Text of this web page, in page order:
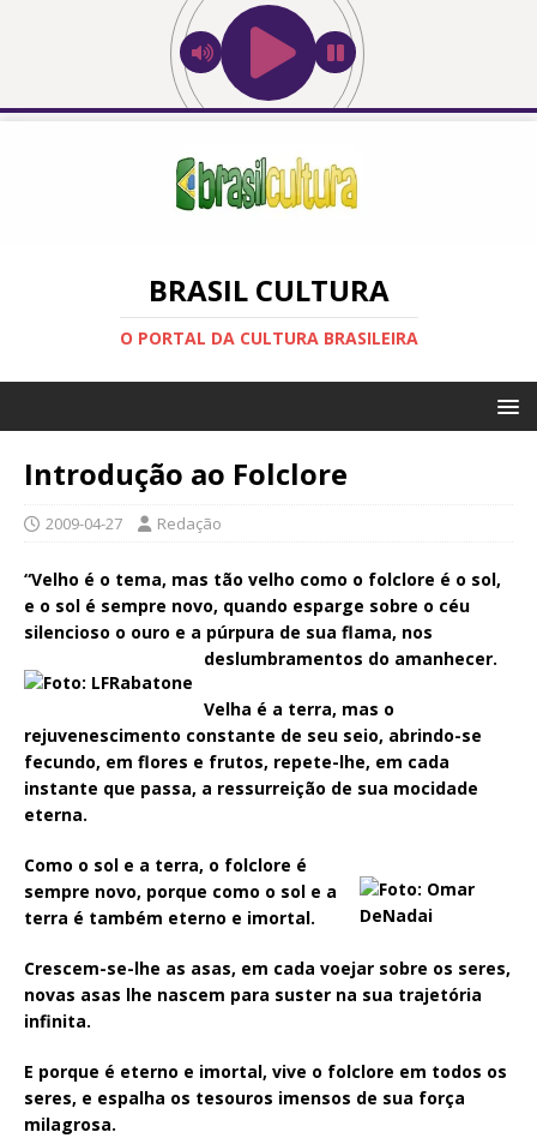
BRASIL CULTURA
O PORTAL DA CULTURA BRASILEIRA
Introdução ao Folclore
2009-04-27 Redação
“Velho é o tema, mas tão velho como o folclore é o sol,
e o sol é sempre novo, quando esparge sobre o céu
silencioso o ouro e a púrpura de sua flama, nos
deslumbramentos do amanhecer.
Velha é a terra, mas o
rejuvenescimento constante de seu seio, abrindo-se
fecundo, em flores e frutos, repete-lhe, em cada
instante que passa, a ressurreição de sua mocidade
eterna.
Como o sol e a terra, o folclore é
sempre novo, porque como o sol e a
terra é também eterno e imortal.
Crescem-se-lhe as asas, em cada voejar sobre os seres,
novas asas lhe nascem para suster na sua trajetória
infinita.
E porque é eterno e imortal, vive o folclore em todos os
seres, e espalha os tesouros imensos de sua força
milagrosa.